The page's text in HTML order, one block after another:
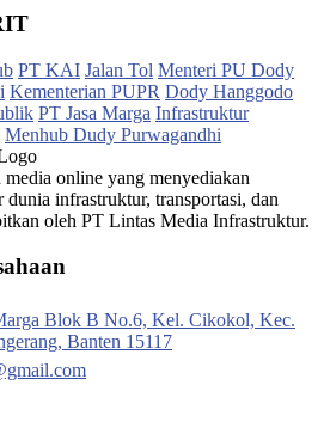
PT KAI Jalan Tol Menteri PU Dody
Kementerian PUPR Dody Hanggodo
PT Jasa Marga Infrastruktur
Menhub Dudy Purwagandhi
media online yang menyediakan
dunia infrastruktur, transportasi, dan
oleh PT Lintas Media Infrastruktur.
Blok B No.6, Kel. Cikokol, Kec.
Banten 15117